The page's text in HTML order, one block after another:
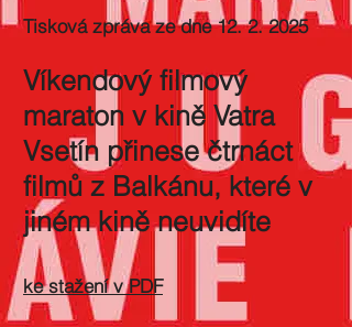
Tisková zpráva ze dne12. 2. 2025
Víkendový filmový
maraton v kině Vatra
Vsetín přinese čtrnáct
filmů z Balkánu, které v
jiném kině neuvidíte
ke stažení v PDF